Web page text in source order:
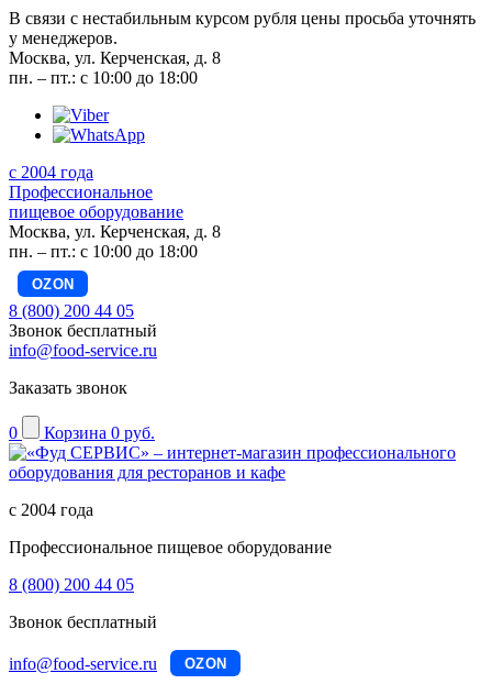
В связи с нестабильным курсом рубля цены просьба уточнять
у менеджеров.
Москва, ул. Керченская, д. 8
пн. – пт.: с 10:00 до 18:00
с 2004 года
Профессиональное
пищевое оборудование
Москва, ул. Керченская, д. 8
пн. – пт.: с 10:00 до 18:00
OZON
8 (800) 200 44 05
Звонок бесплатный
info@food-service.ru
Заказать звонок
0 Корзина 0 руб.
с 2004 года
Профессиональное пищевое оборудование
8 (800) 200 44 05
Звонок бесплатный
info@food-service.ru OZON